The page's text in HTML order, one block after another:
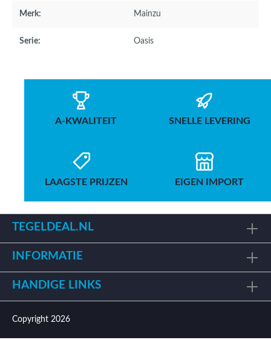
Merk: Mainzu
Serie: Oasis
A-KWALITEIT SNELLE LEVERING
LAAGSTE PRIJZEN EIGEN IMPORT
TEGELDEAL.NL
INFORMATIE
HANDIGE LINKS
Copyright 2026